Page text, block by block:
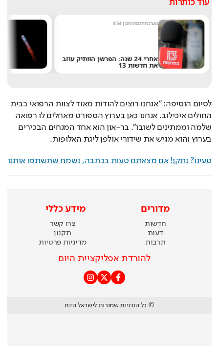
מערכת תרבות היום|
8:54
אחרי 24 שנה: הפרשן הוותיק עוזב
את חדשות 13
לסיום הוסיפה: "אנחנו רוצים להודות מאוד לצוות הרפואי בבית
החולים איכילוב. אנחנו כאן בערוץ הספורט מאחלים לו רפואה
שלמה וממתינים לשובו". בר-און הוא אחד המנחים הבכירים
בערוץ והוא מגיש את שידורי אולפן ליגת האלופות.
טעינו? נתקן! אם מצאתם טעות בכתבה, נשמח שתשתפו אותנו
מדורים
חדשות
דעות
תרבות
מידע כללי
צרו קשר
תקנון
מדיניות פרטיות
להורדת אפליקציית היום
© כל הזכויות שמורות לישראל היום